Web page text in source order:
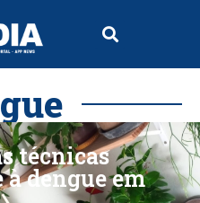
técnicas
dengue em